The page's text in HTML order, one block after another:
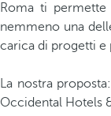
Roma ti
nemmeno una
carica di progetti e
La nostra
Occidental Hotels